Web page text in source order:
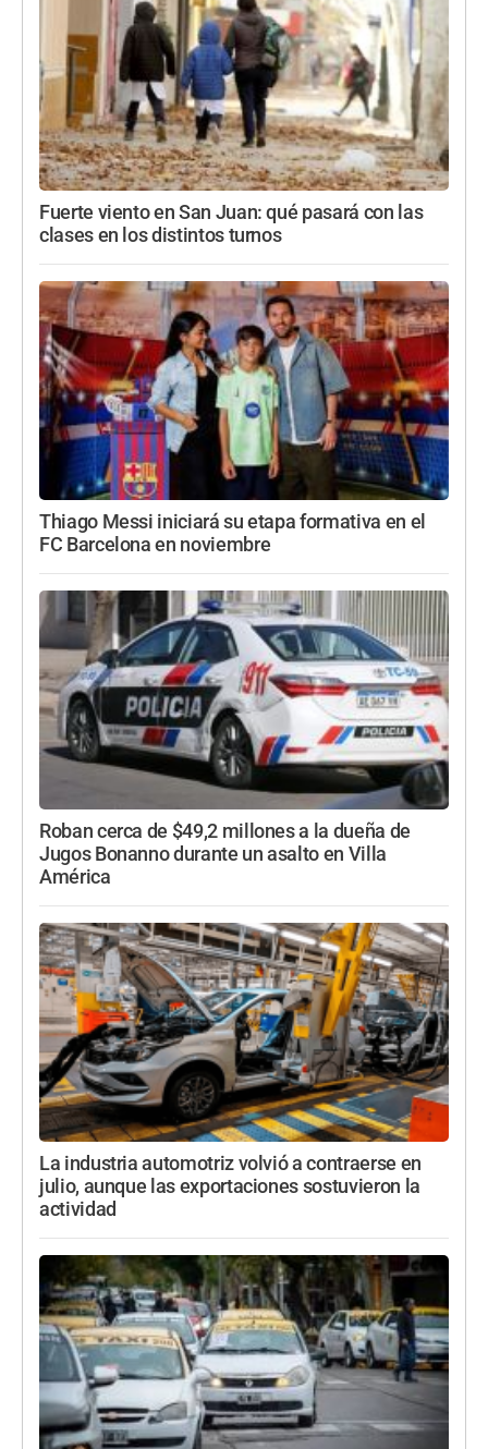
Fuerte viento en San Juan: qué pasará con las
clases en los distintos turnos
Thiago Messi iniciará su etapa formativa en el
FC Barcelona en noviembre
Roban cerca de $49,2 millones a la dueña de
Jugos Bonanno durante un asalto en Villa
América
La industria automotriz volvió a contraerse en
julio, aunque las exportaciones sostuvieron la
actividad